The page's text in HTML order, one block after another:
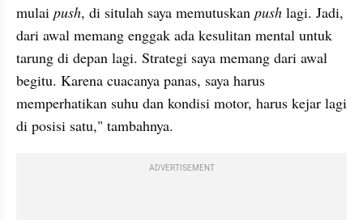
mulai push, di situlah saya memutuskan push lagi. Jadi,
dari awal memang enggak ada kesulitan mental untuk
tarung di depan lagi. Strategi saya memang dari awal
begitu. Karena cuacanya panas, saya harus
memperhatikan suhu dan kondisi motor, harus kejar lagi
di posisi satu," tambahnya.
ADVERTISEMENT